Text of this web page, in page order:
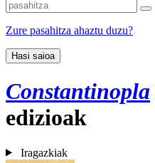
Zure pasahitza ahaztu duzu?
Hasi saioa
Constantinopla
edizioak
Iragazkiak